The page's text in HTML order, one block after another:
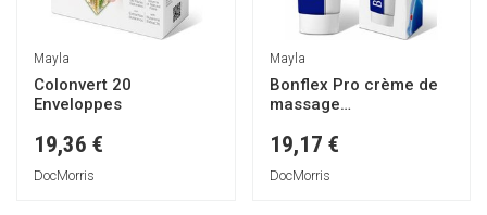
Mayla
Colonvert 20
Enveloppes
19,36 €
DocMorris
Mayla
Bonflex Pro crème de
massage
19,17 €
DocMorris